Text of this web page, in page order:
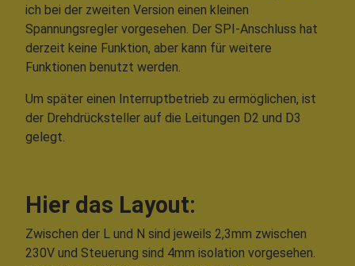
ich bei der zweiten Version einen kleinen
Spannungsregler vorgesehen. Der SPI-Anschluss hat
derzeit keine Funktion, aber kann für weitere
Funktionen benutzt werden.
Um später einen Interruptbetrieb zu ermöglichen, ist
der Drehdrücksteller auf die Leitungen D2 und D3
gelegt.
Hier das Layout:
Zwischen der L und N sind jeweils 2,3mm zwischen
230V und Steuerung sind 4mm isolation vorgesehen.